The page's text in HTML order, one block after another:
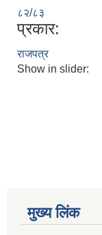
८२/८३
प्रकार:
राजपत्र
Show in slider:
मुख्य लिंक